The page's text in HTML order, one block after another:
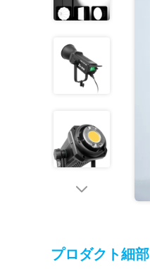
プロダクト細部